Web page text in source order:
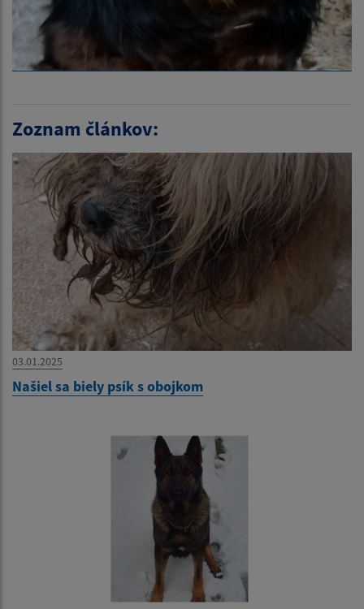
Zoznam článkov:
03.01.2025
Našiel sa biely psík s obojkom